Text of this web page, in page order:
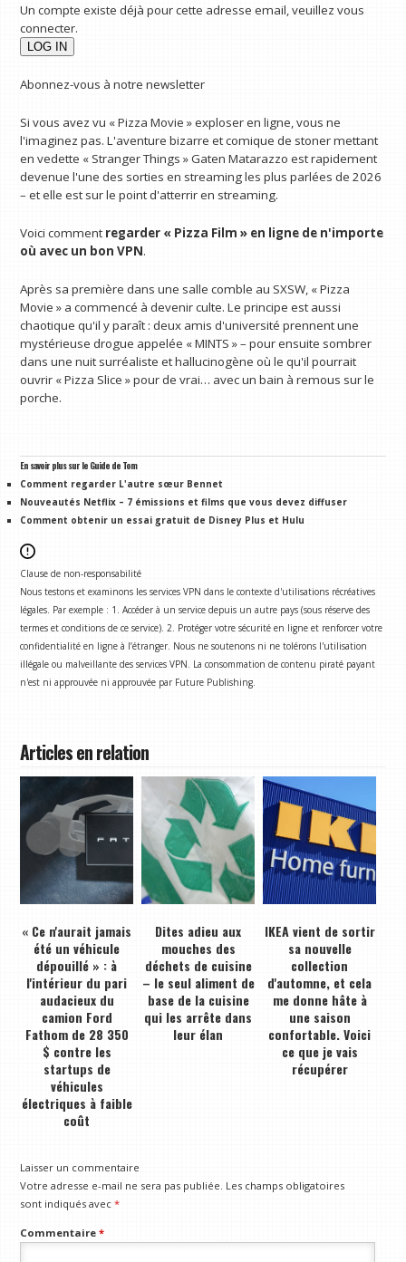
Un compte existe déjà pour cette adresse email, veuillez vous
connecter.
Abonnez-vous à notre newsletter
Si vous avez vu « Pizza Movie » exploser en ligne, vous ne
l'imaginez pas. L'aventure bizarre et comique de stoner mettant
en vedette « Stranger Things » Gaten Matarazzo est rapidement
devenue l'une des sorties en streaming les plus parlées de 2026
– et elle est sur le point d'atterrir en streaming.
Voici comment regarder « Pizza Film » en ligne de n'importe
où avec un bon VPN.
Après sa première dans une salle comble au SXSW, « Pizza
Movie » a commencé à devenir culte. Le principe est aussi
chaotique qu'il y paraît : deux amis d'université prennent une
mystérieuse drogue appelée « MINTS » – pour ensuite sombrer
dans une nuit surréaliste et hallucinogène où le qu'il pourrait
ouvrir « Pizza Slice » pour de vrai… avec un bain à remous sur le
porche.
En savoir plus sur le Guide de Tom
Comment regarder L'autre sœur Bennet
Nouveautés Netflix – 7 émissions et films que vous devez diffuser
Comment obtenir un essai gratuit de Disney Plus et Hulu
Clause de non-responsabilité
Nous testons et examinons les services VPN dans le contexte d'utilisations récréatives
légales. Par exemple : 1. Accéder à un service depuis un autre pays (sous réserve des
termes et conditions de ce service). 2. Protéger votre sécurité en ligne et renforcer votre
confidentialité en ligne à l’étranger. Nous ne soutenons ni ne tolérons l'utilisation
illégale ou malveillante des services VPN. La consommation de contenu piraté payant
n'est ni approuvée ni approuvée par Future Publishing.
Articles en relation
« Ce n'aurait jamais
été un véhicule
dépouillé » : à
l'intérieur du pari
audacieux du
camion Ford
Fathom de 28 350
$ contre les
startups de
véhicules
électriques à faible
coût
Dites adieu aux
mouches des
déchets de cuisine
– le seul aliment de
base de la cuisine
qui les arrête dans
leur élan
IKEA vient de sortir
sa nouvelle
collection
d'automne, et cela
me donne hâte à
une saison
confortable. Voici
ce que je vais
récupérer
Laisser un commentaire
Votre adresse e-mail ne sera pas publiée. Les champs obligatoires
sont indiqués avec*
Commentaire*